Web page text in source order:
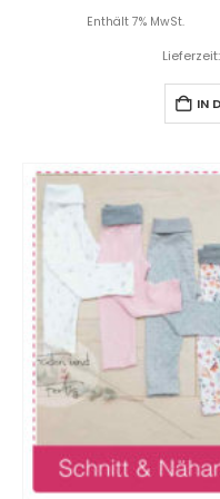
Enthält 7% MwSt.
IN